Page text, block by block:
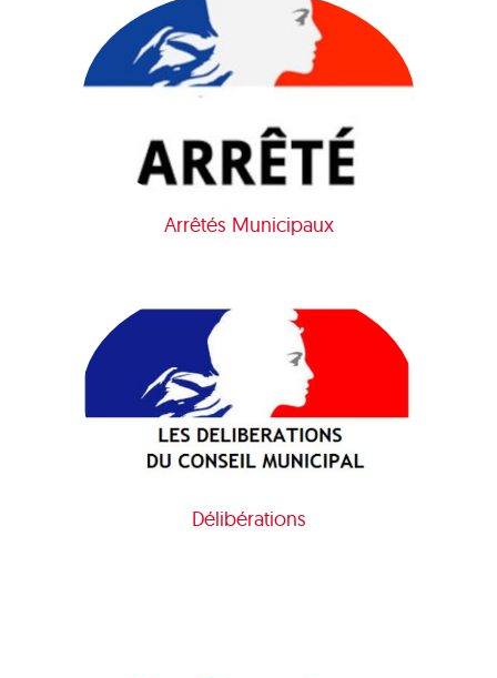
Arrêtés Municipaux
Délibérations